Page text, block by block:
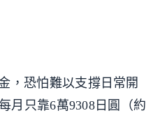
，恐怕難以支撐日常開
月只靠6萬9308日圓（約